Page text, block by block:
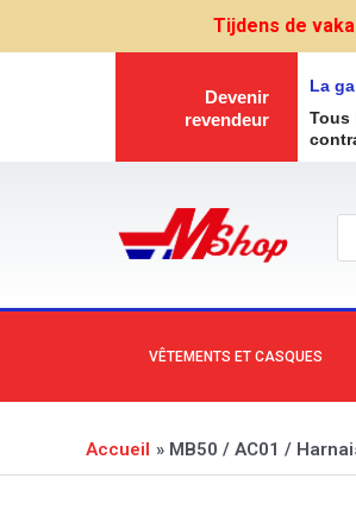
Tijdens de
Devenir
revendeur
La
Tous
VÊTEMENTS ET CASQUES
Accueil MB50 / AC01 /